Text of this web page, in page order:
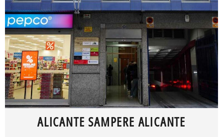
ALICANTE SAMPERE ALICANTE